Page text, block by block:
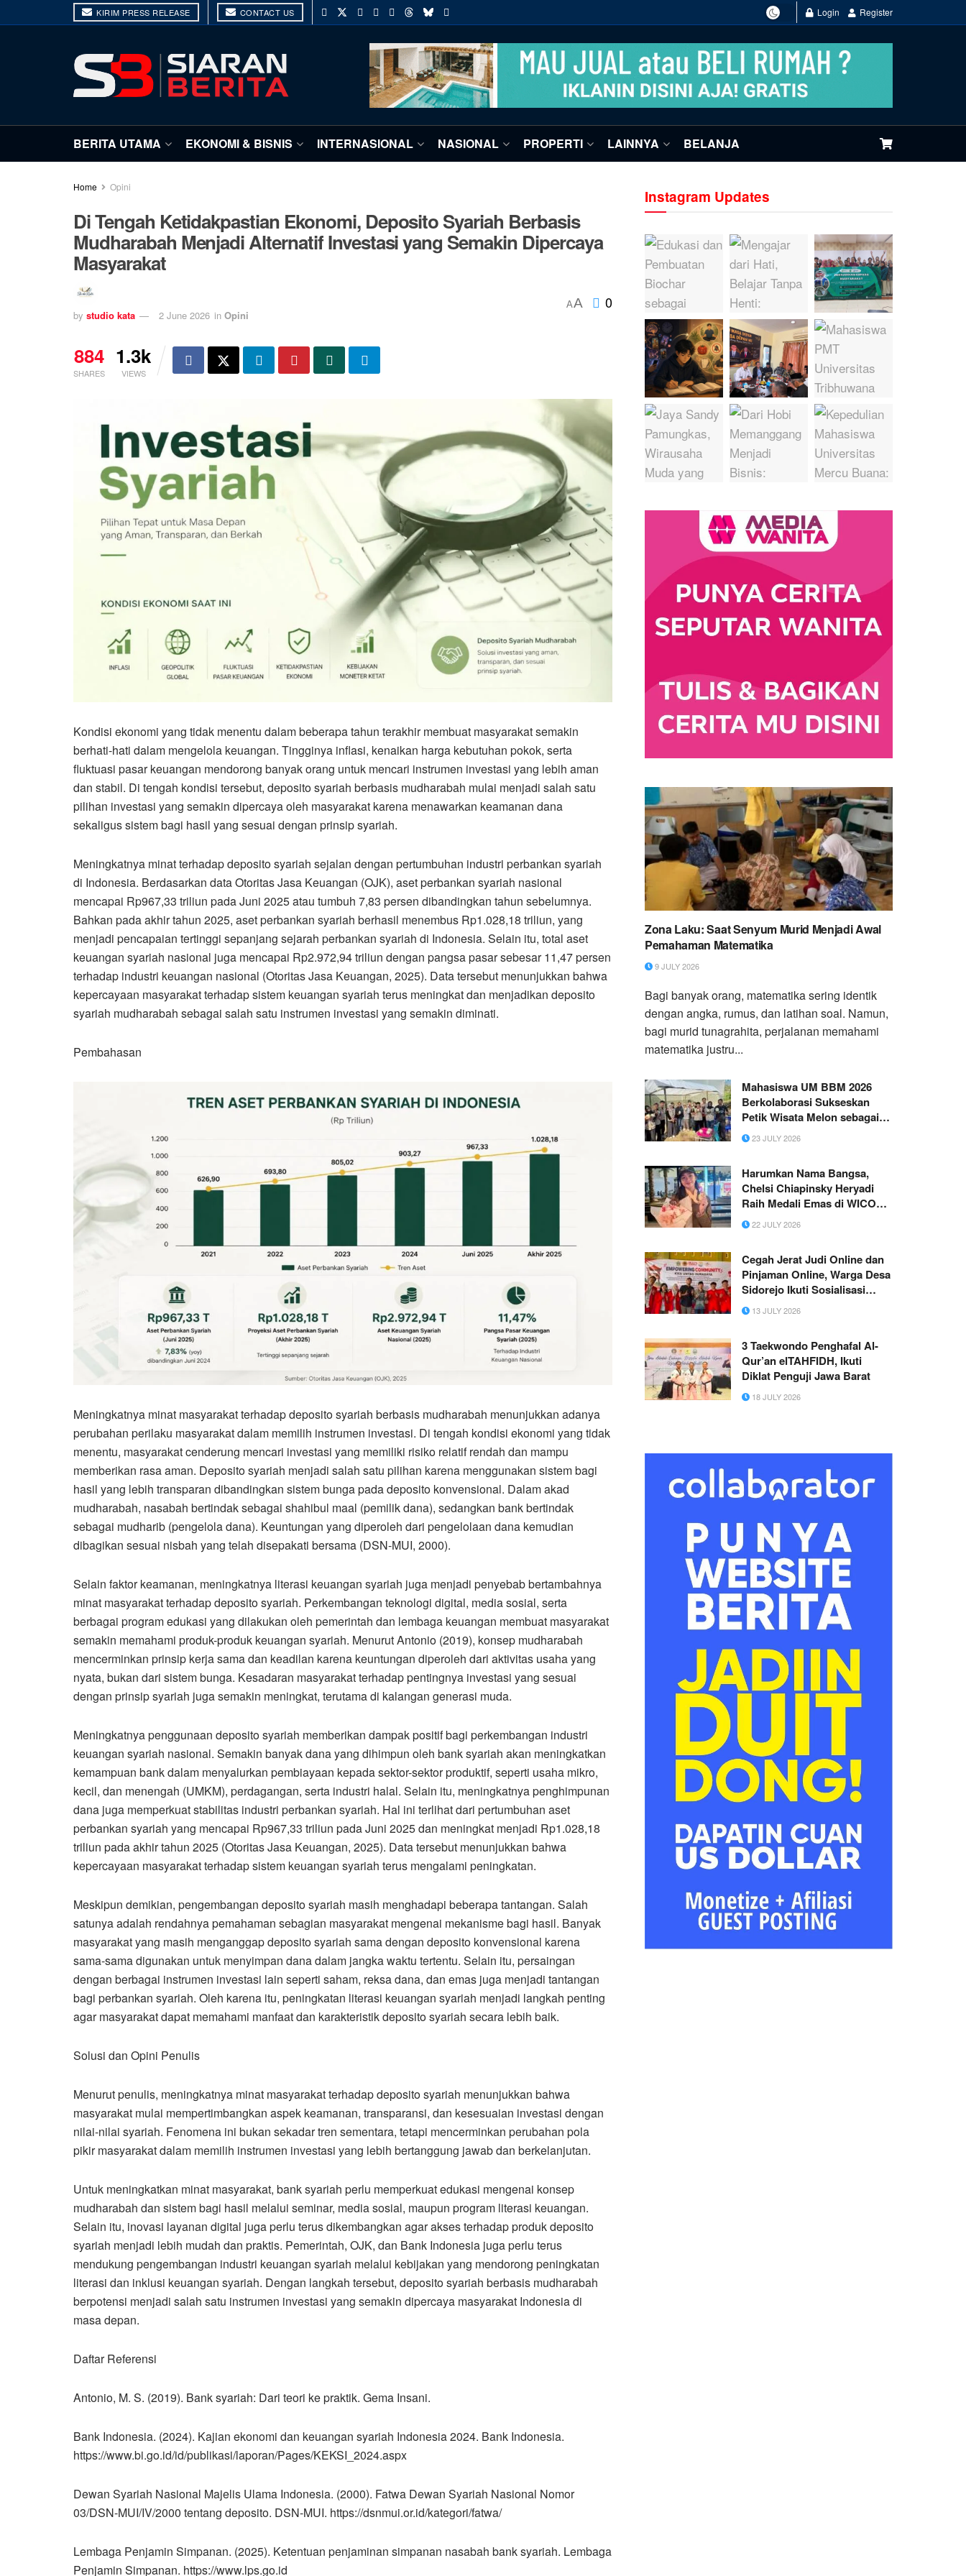
KIRIM PRESS RELEASE CONTACT US Login Register
BERITA UTAMA EKONOMI & BISNIS INTERNASIONAL NASIONAL PROPERTI LAINNYA BELANJA
Home Opini
Di Tengah Ketidakpastian Ekonomi, Deposito Syariah Berbasis
Mudharabah Menjadi Alternatif Investasi yang Semakin Dipercaya
Masyarakat
by studio kata 2 June 2026 in Opini
AA 0
884
SHARES
1.3k
VIEWS
Kondisi ekonomi yang tidak menentu dalam beberapa tahun terakhir membuat masyarakat semakin
berhati-hati dalam mengelola keuangan. Tingginya inflasi, kenaikan harga kebutuhan pokok, serta
fluktuasi pasar keuangan mendorong banyak orang untuk mencari instrumen investasi yang lebih aman
dan stabil. Di tengah kondisi tersebut, deposito syariah berbasis mudharabah mulai menjadi salah satu
pilihan investasi yang semakin dipercaya oleh masyarakat karena menawarkan keamanan dana
sekaligus sistem bagi hasil yang sesuai dengan prinsip syariah.
Meningkatnya minat terhadap deposito syariah sejalan dengan pertumbuhan industri perbankan syariah
di Indonesia. Berdasarkan data Otoritas Jasa Keuangan (OJK), aset perbankan syariah nasional
mencapai Rp967,33 triliun pada Juni 2025 atau tumbuh 7,83 persen dibandingkan tahun sebelumnya.
Bahkan pada akhir tahun 2025, aset perbankan syariah berhasil menembus Rp1.028,18 triliun, yang
menjadi pencapaian tertinggi sepanjang sejarah perbankan syariah di Indonesia. Selain itu, total aset
keuangan syariah nasional juga mencapai Rp2.972,94 triliun dengan pangsa pasar sebesar 11,47 persen
terhadap industri keuangan nasional (Otoritas Jasa Keuangan, 2025). Data tersebut menunjukkan bahwa
kepercayaan masyarakat terhadap sistem keuangan syariah terus meningkat dan menjadikan deposito
syariah mudharabah sebagai salah satu instrumen investasi yang semakin diminati.
Pembahasan
Meningkatnya minat masyarakat terhadap deposito syariah berbasis mudharabah menunjukkan adanya
perubahan perilaku masyarakat dalam memilih instrumen investasi. Di tengah kondisi ekonomi yang tidak
menentu, masyarakat cenderung mencari investasi yang memiliki risiko relatif rendah dan mampu
memberikan rasa aman. Deposito syariah menjadi salah satu pilihan karena menggunakan sistem bagi
hasil yang lebih transparan dibandingkan sistem bunga pada deposito konvensional. Dalam akad
mudharabah, nasabah bertindak sebagai shahibul maal (pemilik dana), sedangkan bank bertindak
sebagai mudharib (pengelola dana). Keuntungan yang diperoleh dari pengelolaan dana kemudian
dibagikan sesuai nisbah yang telah disepakati bersama (DSN-MUI, 2000).
Selain faktor keamanan, meningkatnya literasi keuangan syariah juga menjadi penyebab bertambahnya
minat masyarakat terhadap deposito syariah. Perkembangan teknologi digital, media sosial, serta
berbagai program edukasi yang dilakukan oleh pemerintah dan lembaga keuangan membuat masyarakat
semakin memahami produk-produk keuangan syariah. Menurut Antonio (2019), konsep mudharabah
mencerminkan prinsip kerja sama dan keadilan karena keuntungan diperoleh dari aktivitas usaha yang
nyata, bukan dari sistem bunga. Kesadaran masyarakat terhadap pentingnya investasi yang sesuai
dengan prinsip syariah juga semakin meningkat, terutama di kalangan generasi muda.
Meningkatnya penggunaan deposito syariah memberikan dampak positif bagi perkembangan industri
keuangan syariah nasional. Semakin banyak dana yang dihimpun oleh bank syariah akan meningkatkan
kemampuan bank dalam menyalurkan pembiayaan kepada sektor-sektor produktif, seperti usaha mikro,
kecil, dan menengah (UMKM), perdagangan, serta industri halal. Selain itu, meningkatnya penghimpunan
dana juga memperkuat stabilitas industri perbankan syariah. Hal ini terlihat dari pertumbuhan aset
perbankan syariah yang mencapai Rp967,33 triliun pada Juni 2025 dan meningkat menjadi Rp1.028,18
triliun pada akhir tahun 2025 (Otoritas Jasa Keuangan, 2025). Data tersebut menunjukkan bahwa
kepercayaan masyarakat terhadap sistem keuangan syariah terus mengalami peningkatan.
Meskipun demikian, pengembangan deposito syariah masih menghadapi beberapa tantangan. Salah
satunya adalah rendahnya pemahaman sebagian masyarakat mengenai mekanisme bagi hasil. Banyak
masyarakat yang masih menganggap deposito syariah sama dengan deposito konvensional karena
sama-sama digunakan untuk menyimpan dana dalam jangka waktu tertentu. Selain itu, persaingan
dengan berbagai instrumen investasi lain seperti saham, reksa dana, dan emas juga menjadi tantangan
bagi perbankan syariah. Oleh karena itu, peningkatan literasi keuangan syariah menjadi langkah penting
agar masyarakat dapat memahami manfaat dan karakteristik deposito syariah secara lebih baik.
Solusi dan Opini Penulis
Menurut penulis, meningkatnya minat masyarakat terhadap deposito syariah menunjukkan bahwa
masyarakat mulai mempertimbangkan aspek keamanan, transparansi, dan kesesuaian investasi dengan
nilai-nilai syariah. Fenomena ini bukan sekadar tren sementara, tetapi mencerminkan perubahan pola
pikir masyarakat dalam memilih instrumen investasi yang lebih bertanggung jawab dan berkelanjutan.
Untuk meningkatkan minat masyarakat, bank syariah perlu memperkuat edukasi mengenai konsep
mudharabah dan sistem bagi hasil melalui seminar, media sosial, maupun program literasi keuangan.
Selain itu, inovasi layanan digital juga perlu terus dikembangkan agar akses terhadap produk deposito
syariah menjadi lebih mudah dan praktis. Pemerintah, OJK, dan Bank Indonesia juga perlu terus
mendukung pengembangan industri keuangan syariah melalui kebijakan yang mendorong peningkatan
literasi dan inklusi keuangan syariah. Dengan langkah tersebut, deposito syariah berbasis mudharabah
berpotensi menjadi salah satu instrumen investasi yang semakin dipercaya masyarakat Indonesia di
masa depan.
Daftar Referensi
Antonio, M. S. (2019). Bank syariah: Dari teori ke praktik. Gema Insani.
Bank Indonesia. (2024). Kajian ekonomi dan keuangan syariah Indonesia 2024. Bank Indonesia.
https://www.bi.go.id/id/publikasi/laporan/Pages/KEKSI_2024.aspx
Dewan Syariah Nasional Majelis Ulama Indonesia. (2000). Fatwa Dewan Syariah Nasional Nomor
03/DSN-MUI/IV/2000 tentang deposito. DSN-MUI. https://dsnmui.or.id/kategori/fatwa/
Lembaga Penjamin Simpanan. (2025). Ketentuan penjaminan simpanan nasabah bank syariah. Lembaga
Penjamin Simpanan. https://www.lps.go.id
Instagram Updates
Zona Laku: Saat Senyum Murid Menjadi Awal
Pemahaman Matematika
9 JULY 2026
Bagi banyak orang, matematika sering identik
dengan angka, rumus, dan latihan soal. Namun,
bagi murid tunagrahita, perjalanan memahami
matematika justru...
Mahasiswa UM BBM 2026
Berkolaborasi Sukseskan
Petik Wisata Melon sebagai
Daya Tarik Agrowisata Desa
Sumberdodol
23 JULY 2026
Harumkan Nama Bangsa,
Chelsi Chiapinsky Heryadi
Raih Medali Emas di WICO
2026 Lewat Inovasi Pemurni
Udara
22 JULY 2026
Cegah Jerat Judi Online dan
Pinjaman Online, Warga Desa
Sidorejo Ikuti Sosialisasi
Digital dalam Program
Pengabdian Masyarakat
Surabaya
13 JULY 2026
3 Taekwondo Penghafal Al-
Qur’an elTAHFIDH, Ikuti
Diklat Penguji Jawa Barat
18 JULY 2026